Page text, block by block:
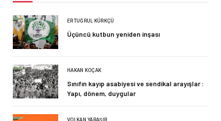
ERTUĞRUL KÜRKÇÜ
Üçüncü kutbun yeniden inşası
HAKAN KOÇAK
Sınıfın kayıp asabiyesi ve sendikal arayışlar :
Yapı, dönem, duygular
VOLKAN YARAŞIR